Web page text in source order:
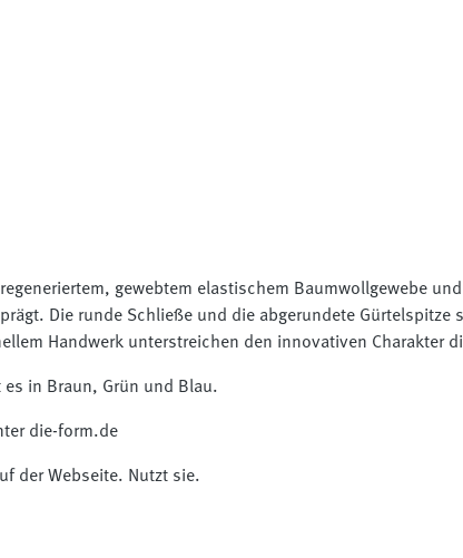
gewebtem elastischem Baumwollgewebe
Die runde Schließe und die abgerundete
Handwerk unterstreichen den innovativen Charakter
in Braun, Grün und Blau.
die-form.de
der Webseite. Nutzt sie.